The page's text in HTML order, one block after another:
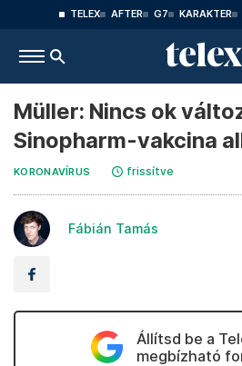
TELEX AFTER G7 KARAKTER
Müller: Nincs ok
Sinopharm-vakcina
KORONAVÍRUS frissítve
Fábián Tamás
Állítsd be a
megbízható